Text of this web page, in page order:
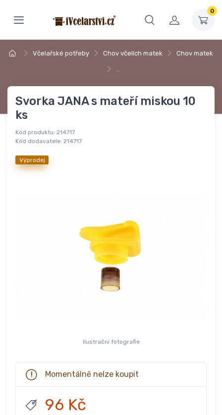
0
Včelařské potřeby Chov včelích matek Chov matek
…
Svorka JANA s mateří miskou 10
ks
Kód produktu: 214717
Kód dodavatele: 214717
Výprodej
Ilustrační fotografie
Momentálně nelze koupit
96 Kč